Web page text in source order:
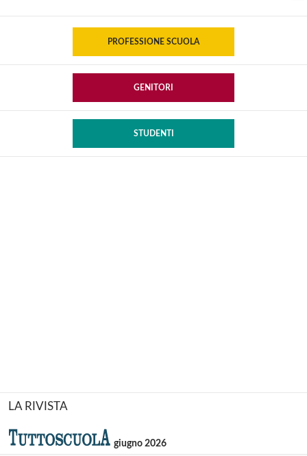
PROFESSIONE SCUOLA
GENITORI
STUDENTI
LA RIVISTA
giugno 2026